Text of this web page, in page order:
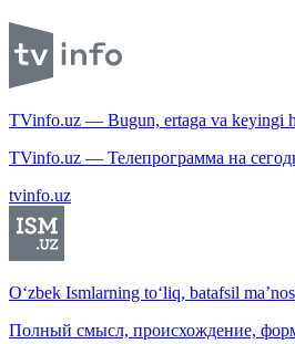
TVinfo.uz — Bugun, ertaga va keyingi
TVinfo.uz — Телепрограмма на
tvinfo.uz
O‘zbek Ismlarning to‘liq, batafsil
Полный смысл, происхождение,